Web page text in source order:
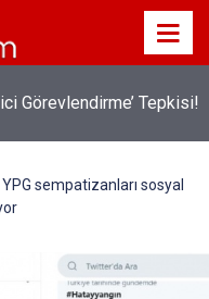
Görevlendirme’ Tepkisi!
YPG sempatizanları sosyal